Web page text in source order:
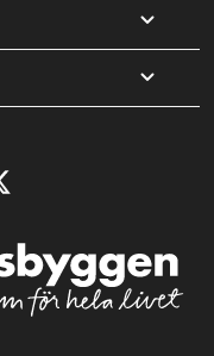
expand_more
expand_more